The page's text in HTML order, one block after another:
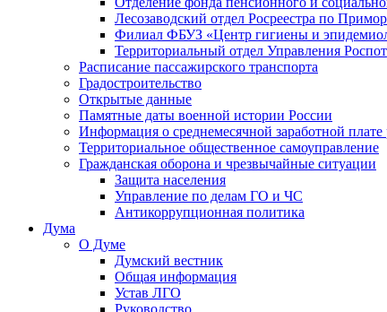
Лесозаводский отдел Росреестра по
Филиал ФБУЗ «Центр гигиены и
Территориальный отдел Управления
Расписание пассажирского транспорта
Градостроительство
Открытые данные
Памятные даты военной истории России
Информация о среднемесячной заработной
Территориальное общественное самоуправление
Гражданская оборона и чрезвычайные ситуации
Защита населения
Управление по делам ГО и ЧС
Антикоррупционная политика
Дума
О Думе
Думский вестник
Общая информация
Устав ЛГО